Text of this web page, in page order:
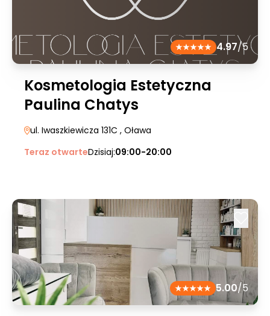
4.97/5
Kosmetologia Estetyczna
Paulina Chatys
ul. Iwaszkiewicza 131C , Oława
Teraz otwarteDzisiaj:09:00-20:00
5.00/5